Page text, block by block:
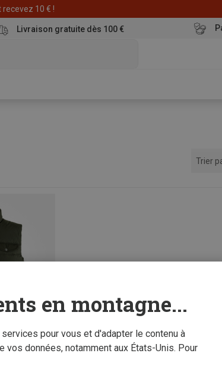
10 € !
END20
Livraison gratuite dès 100 €
Trier
en montagne...
pour vous et d'adapter le contenu à
données, notamment aux États-Unis. Pour